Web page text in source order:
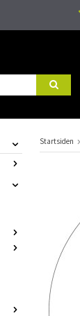
Startsiden